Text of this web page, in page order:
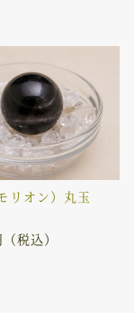
リオン）丸玉
税込）